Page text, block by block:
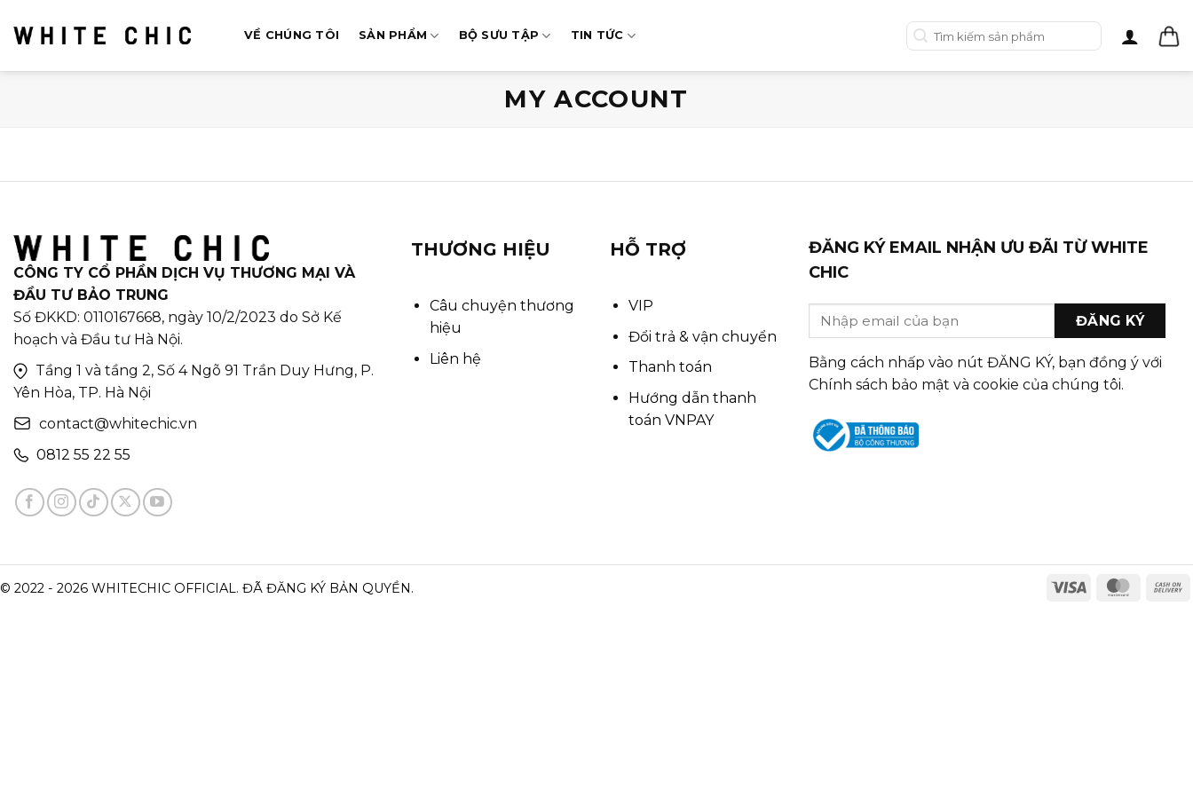
qua
dung
VỀ CHÚNG TÔI SẢN PHẨM BỘ SƯU TẬP TIN TỨC
Tìm
kiếm:
MY ACCOUNT
CÔNG TY CỔ PHẦN DỊCH VỤ THƯƠNG MẠI VÀ
ĐẦU TƯ BẢO TRUNG
Số ĐKKD: 0110167668, ngày 10/2/2023 do Sở Kế
hoạch và Đầu tư Hà Nội.
Tầng 1 và tầng 2, Số 4 Ngõ 91 Trần Duy Hưng, P.
Yên Hòa, TP. Hà Nội
contact@whitechic.vn
0812 55 22 55
THƯƠNG HIỆU
Câu chuyện thương
hiệu
Liên hệ
HỖ TRỢ
VIP
Đổi trả & vận chuyển
Thanh toán
Hướng dẫn thanh
toán VNPAY
ĐĂNG KÝ EMAIL NHẬN ƯU ĐÃI TỪ WHITE
CHIC
Bằng cách nhấp vào nút ĐĂNG KÝ, bạn đồng ý với
Chính sách bảo mật và cookie của chúng tôi.
© 2022 - 2026 WHITECHIC OFFICIAL. ĐÃ ĐĂNG KÝ BẢN QUYỀN.